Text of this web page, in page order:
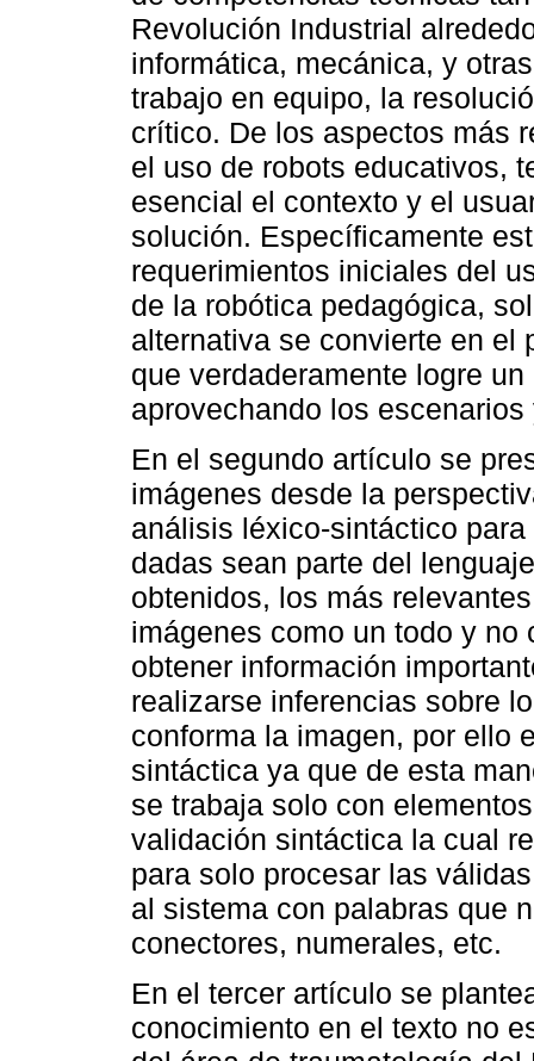
Revolución Industrial
informática, mecánica, y
trabajo en equipo, la
crítico. De los aspectos más
el uso de robots educativos,
esencial el contexto y el
solución. Específicamente
requerimientos iniciales del
de la robótica pedagógica,
alternativa se convierte en el
que verdaderamente logre
aprovechando los
En el segundo artículo se
imágenes desde la
análisis léxico-sintáctico
dadas sean parte del
obtenidos, los más
imágenes como un todo y
obtener información
realizarse inferencias sobre
conforma la imagen, por ello
sintáctica ya que de esta
se trabaja solo con
validación sintáctica la cual
para solo procesar las
al sistema con palabras que
conectores, numerales, etc.
En el tercer artículo se
conocimiento en el texto no